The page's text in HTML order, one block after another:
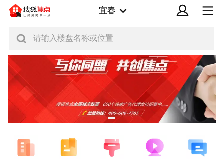
宜春
请输入楼盘名称或位置